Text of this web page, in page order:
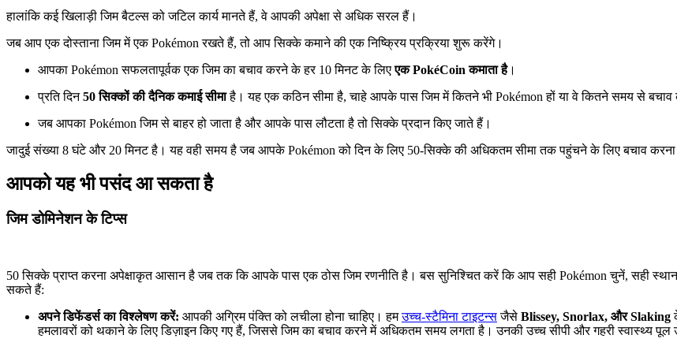
हालांकि कई खिलाड़ी जिम बैटल्स को जटिल कार्य मानते हैं, वे आपकी अपेक्षा से अधिक सरल हैं।
जब आप एक दोस्ताना जिम में एक Pokémon रखते हैं, तो आप सिक्के कमाने की एक निष्क्रिय प्रक्रिया शुरू करेंगे।
आपका Pokémon सफलतापूर्वक एक जिम का बचाव करने के हर 10 मिनट के लिएएक PokéCoin कमाता है।
प्रति दिन50 सिक्कों की दैनिक कमाई सीमाहै। यह एक कठिन सीमा है, चाहे आपके पास जिम में कितने भी Pokémon हों या वे कितने समय से बचाव
जब आपका Pokémon जिम से बाहर हो जाता है और आपके पास लौटता है तो सिक्के प्रदान किए जाते हैं।
जादुई संख्या 8 घंटे और 20 मिनट है। यह वही समय है जब आपके Pokémon को दिन के लिए 50-सिक्के की अधिकतम सीमा तक पहुंचने के लिए बचाव करना
आपको यह भी पसंद आ सकता है
जिम डोमिनेशन के टिप्स
50 सिक्के प्राप्त करना अपेक्षाकृत आसान है जब तक कि आपके पास एक ठोस जिम रणनीति है। बस सुनिश्चित करें कि आप सही Pokémon चुनें, सही
सकते हैं:
अपने डिफेंडर्स का विश्लेषण करें: आपकी अग्रिम पंक्ति को लचीला होना चाहिए। हमउच्च-स्टैमिना टाइटन्सजैसे Blissey, Snorlax, और Slaking
हमलावरों को थकाने के लिए डिज़ाइन किए गए हैं, जिससे जिम का बचाव करने में अधिकतम समय लगता है। उनकी उच्च सीपी और गहरी स्वास्थ्य पूल उन्हें